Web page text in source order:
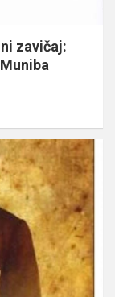
zavičaj: